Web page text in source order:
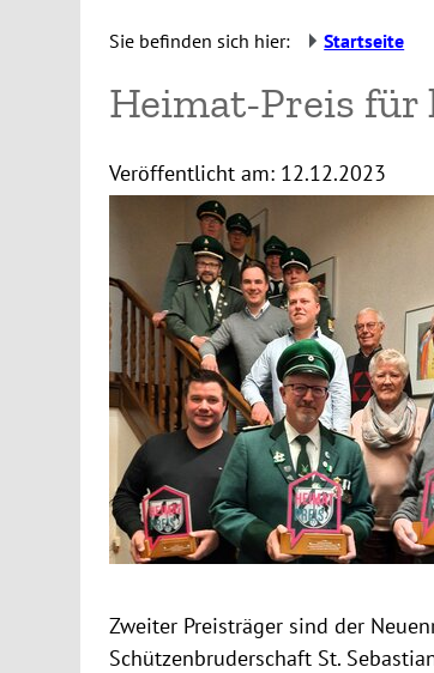
Sie befinden sich hier: Startseite
Heimat-Preis für
Veröffentlicht am: 12.12.2023
Zweiter Preisträger sind der
Schützenbruderschaft St.